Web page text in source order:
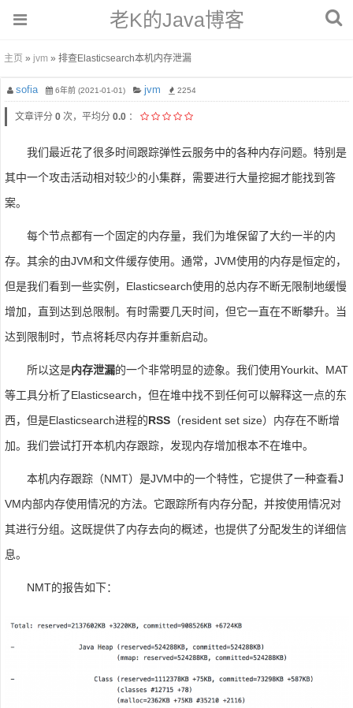
老K的Java博客
主页 » jvm » 排查Elasticsearch本机内存泄漏
sofia 6年前 (2021-01-01) jvm 2254
文章评分 0 次，平均分 0.0 ：
我们最近花了很多时间跟踪弹性云服务中的各种内存问题。特别是
其中一个攻击活动相对较少的小集群，需要进行大量挖掘才能找到答
案。
每个节点都有一个固定的内存量，我们为堆保留了大约一半的内
存。其余的由JVM和文件缓存使用。通常，JVM使用的内存是恒定的，
但是我们看到一些实例，Elasticsearch使用的总内存不断无限制地缓慢
增加，直到达到总限制。有时需要几天时间，但它一直在不断攀升。当
达到限制时，节点将耗尽内存并重新启动。
所以这是内存泄漏的一个非常明显的迹象。我们使用Yourkit、MAT
等工具分析了Elasticsearch，但在堆中找不到任何可以解释这一点的东
西，但是Elasticsearch进程的RSS （resident set size）内存在不断增
加。我们尝试打开本机内存跟踪，发现内存增加根本不在堆中。
本机内存跟踪（NMT）是JVM中的一个特性，它提供了一种查看J
VM内部内存使用情况的方法。它跟踪所有内存分配，并按使用情况对
其进行分组。这既提供了内存去向的概述，也提供了分配发生的详细信
息。
NMT的报告如下：